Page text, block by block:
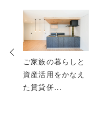
ご家族の暮らしと
資産活用をかなえ
た賃貸併...